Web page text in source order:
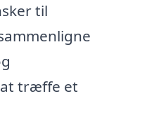
til
træffe et